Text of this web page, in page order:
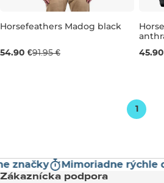
Horsefeathers Madog black
54.90 €91.95 €
1
Mimoriadne rýchle
Zákaznícka podpora